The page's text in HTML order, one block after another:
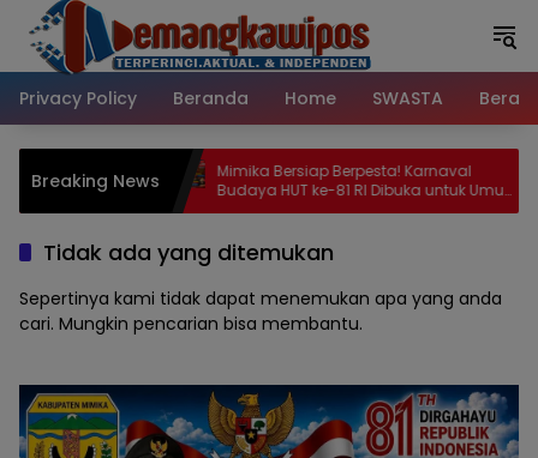
Langsung
konten
Privacy Policy
Beranda Home SWASTA
Breaking News
Karnaval
RI Dibuka untuk Umum,
Atraksi Nusantara
BREAKING NEWS: Pria Ditemukan
Bersimbah Darah di Kompleks
Perumahan RR Timika, Video Viral
Tidak ada yang ditemukan
Sepertinya kami tidak dapat menemukan apa yang anda
cari. Mungkin pencarian bisa membantu.